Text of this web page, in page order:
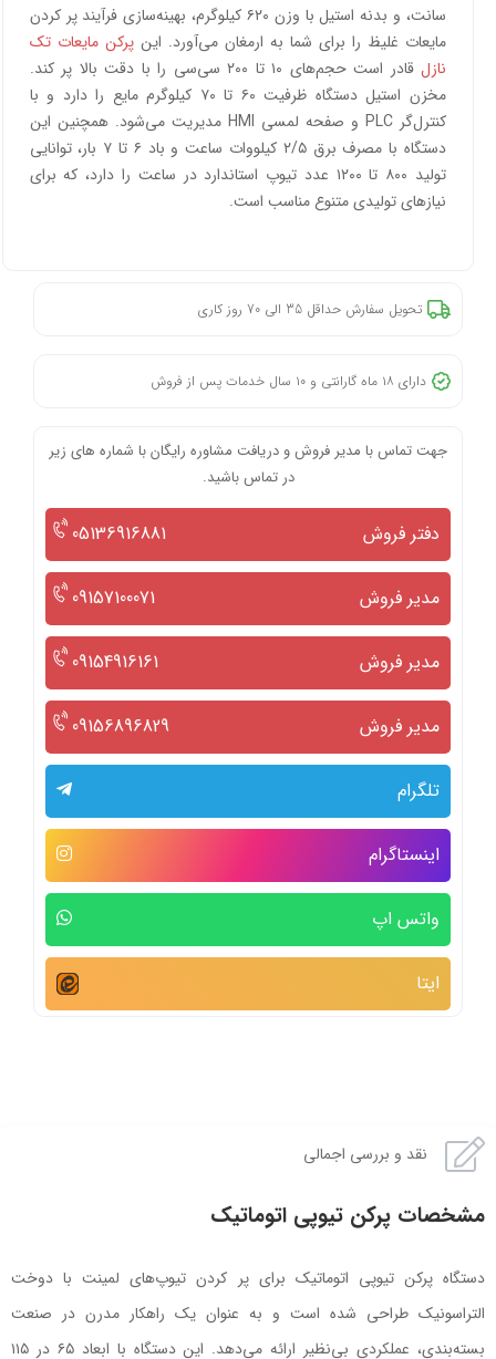
سانت، و بدنه استیل با وزن ۶۲۰ کیلوگرم، بهینه‌سازی فرآیند پر کردن
مایعات غلیظ را برای شما به ارمغان می‌آورد. اینپرکن مایعات تک
نازل
قادر است حجم‌های ۱۰ تا ۲۰۰ سی‌سی را با دقت بالا پر کند.
مخزن استیل دستگاه ظرفیت ۶۰ تا ۷۰ کیلوگرم مایع را دارد و با
کنترل‌گر PLC و صفحه لمسی HMI مدیریت می‌شود. همچنین این
دستگاه با مصرف برق ۲/۵ کیلووات ساعت و باد ۶ تا ۷ بار، توانایی
تولید ۸۰۰ تا ۱۲۰۰ عدد تیوپ استاندارد در ساعت را دارد، که برای
نیازهای تولیدی متنوع مناسب است.
تحویل سفارش حداقل 35 الی 70 روز کاری
دارای ۱۸ ماه گارانتی و ۱۰ سال خدمات پس از فروش
جهت تماس با مدیر فروش و دریافت مشاوره رایگان با شماره های زیر
در تماس باشید.
دفتر فروش 05136916881
مدیر فروش 09157100071
مدیر فروش 09154916161
مدیر فروش 09156896829
تلگرام
اینستاگرام
واتس اپ
ایتا
نقد و بررسی اجمالی
مشخصات پرکن تیوپی اتوماتیک
دستگاه پرکن تیوپی اتوماتیک برای پر کردن تیوپ‌های لمینت با دوخت
التراسونیک طراحی شده است و به عنوان یک راهکار مدرن در صنعت
بسته‌بندی، عملکردی بی‌نظیر ارائه می‌دهد. این دستگاه با ابعاد ۶۵ در ۱۱۵